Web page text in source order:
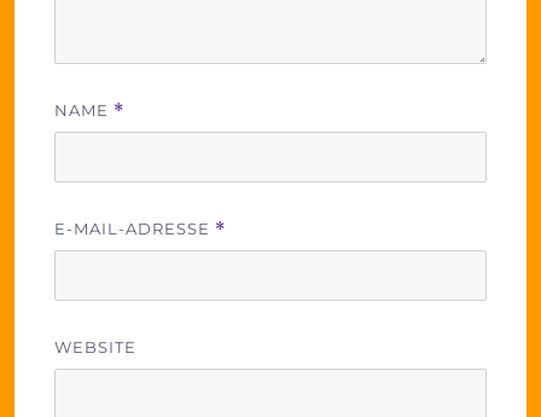
NAME *
E-MAIL-ADRESSE *
WEBSITE